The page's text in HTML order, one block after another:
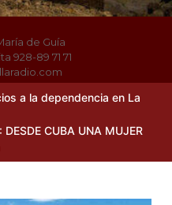
de Guía
928-89 71 71
a la dependencia en La
CUBA UNA MUJER